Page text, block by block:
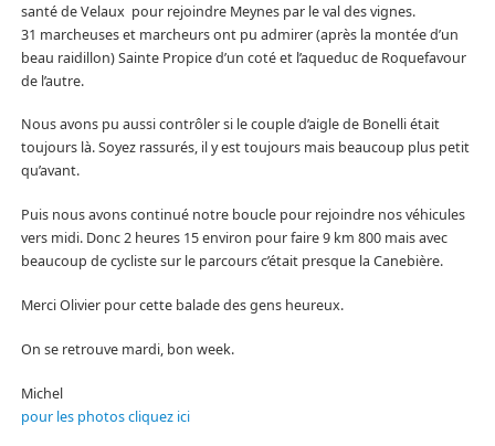
santé de Velaux pour rejoindre Meynes par le val des vignes.
31 marcheuses et marcheurs ont pu admirer (après la montée d’un
beau raidillon) Sainte Propice d’un coté et l’aqueduc de Roquefavour
de l’autre.
Nous avons pu aussi contrôler si le couple d’aigle de Bonelli était
toujours là. Soyez rassurés, il y est toujours mais beaucoup plus petit
qu’avant.
Puis nous avons continué notre boucle pour rejoindre nos véhicules
vers midi. Donc 2 heures 15 environ pour faire 9 km 800 mais avec
beaucoup de cycliste sur le parcours c’était presque la Canebière.
Merci Olivier pour cette balade des gens heureux.
On se retrouve mardi, bon week.
Michel
pour les photos cliquez ici